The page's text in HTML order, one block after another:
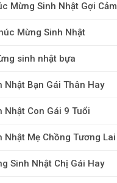
Mừng Sinh Nhật Gợi Cảm
Mừng Sinh Nhật
sinh nhật bựa
Nhật Bạn Gái Thân Hay
Nhật Con Gái 9 Tuổi
Nhật Mẹ Chồng Tương Lai
Sinh Nhật Chị Gái Hay